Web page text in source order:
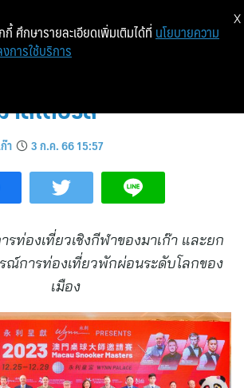
อ 2023 มาเก๊า
สเตอร์ส
า 3 ก.ค. 66 15:57
ท่องเที่ยวเชิงกีฬาของมาเก๊า และยก
ณ์การท่องเที่ยวพักผ่อนระดับโลกของ
เมือง
กี้ ศึกษารายละเอียดเพิ่มเติมได้ที่ นโยบายความ
การใช้บริการ
X